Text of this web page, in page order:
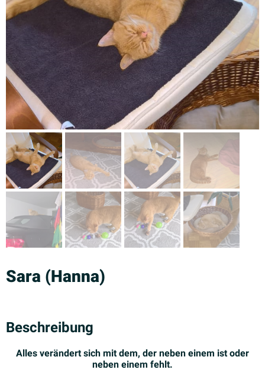
Sara (Hanna)
Beschreibung
Alles verändert sich mit dem, der neben einem ist oder
neben einem fehlt.